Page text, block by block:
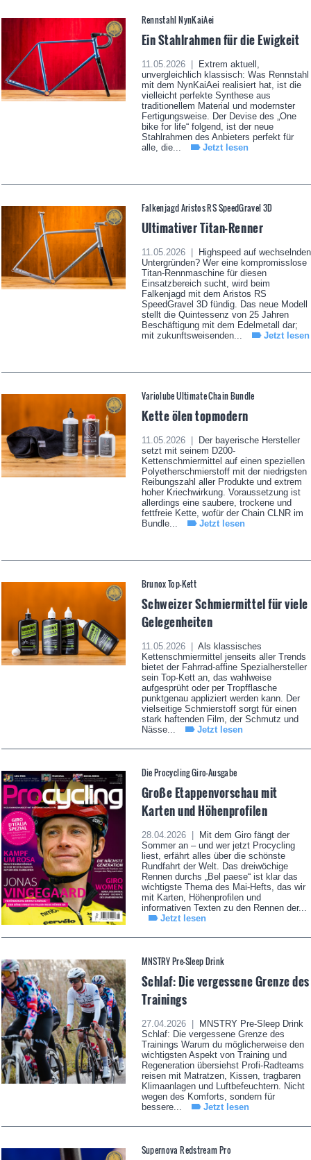
Rennstahl NynKaiAei
Ein Stahlrahmen für die Ewigkeit
11.05.2026 |
Extrem aktuell,
unvergleichlich klassisch: Was Rennstahl
mit dem NynKaiAei realisiert hat, ist die
vielleicht perfekte Synthese aus
traditionellem Material und modernster
Fertigungsweise. Der Devise des „One
bike for life“ folgend, ist der neue
Stahlrahmen des Anbieters perfekt für
alle, die...
Jetzt lesen
Falkenjagd Aristos RS SpeedGravel 3D
Ultimativer Titan-Renner
11.05.2026 |
Highspeed auf wechselnden
Untergründen? Wer eine kompromisslose
Titan-Rennmaschine für diesen
Einsatzbereich sucht, wird beim
Falkenjagd mit dem Aristos RS
SpeedGravel 3D fündig. Das neue Modell
stellt die Quintessenz von 25 Jahren
Beschäftigung mit dem Edelmetall dar;
mit zukunftsweisenden...
Jetzt lesen
Variolube Ultimate Chain Bundle
Kette ölen topmodern
11.05.2026 |
Der bayerische Hersteller
setzt mit seinem D200-
Kettenschmiermittel auf einen speziellen
Polyetherschmierstoff mit der niedrigsten
Reibungszahl aller Produkte und extrem
hoher Kriechwirkung. Voraussetzung ist
allerdings eine saubere, trockene und
fettfreie Kette, wofür der Chain CLNR im
Bundle...
Jetzt lesen
Brunox Top-Kett
Schweizer Schmiermittel für viele
Gelegenheiten
11.05.2026 |
Als klassisches
Kettenschmiermittel jenseits aller Trends
bietet der Fahrrad-affine Spezialhersteller
sein Top-Kett an, das wahlweise
aufgesprüht oder per Tropfflasche
punktgenau appliziert werden kann. Der
vielseitige Schmierstoff sorgt für einen
stark haftenden Film, der Schmutz und
Nässe...
Jetzt lesen
Die Procycling Giro-Ausgabe
Große Etappenvorschau mit
Karten und Höhenprofilen
28.04.2026 |
Mit dem Giro fängt der
Sommer an – und wer jetzt Procycling
liest, erfährt alles über die schönste
Rundfahrt der Welt. Das dreiwöchige
Rennen durchs „Bel paese“ ist klar das
wichtigste Thema des Mai-Hefts, das wir
mit Karten, Höhenprofilen und
informativen Texten zu den Rennen der...
Jetzt lesen
MNSTRY Pre-Sleep Drink
Schlaf: Die vergessene Grenze des
Trainings
27.04.2026 |
MNSTRY Pre-Sleep Drink
Schlaf: Die vergessene Grenze des
Trainings Warum du möglicherweise den
wichtigsten Aspekt von Training und
Regeneration übersiehst Profi-Radteams
reisen mit Matratzen, Kissen, tragbaren
Klimaanlagen und Luftbefeuchtern. Nicht
wegen des Komforts, sondern für
bessere...
Jetzt lesen
Supernova Redstream Pro